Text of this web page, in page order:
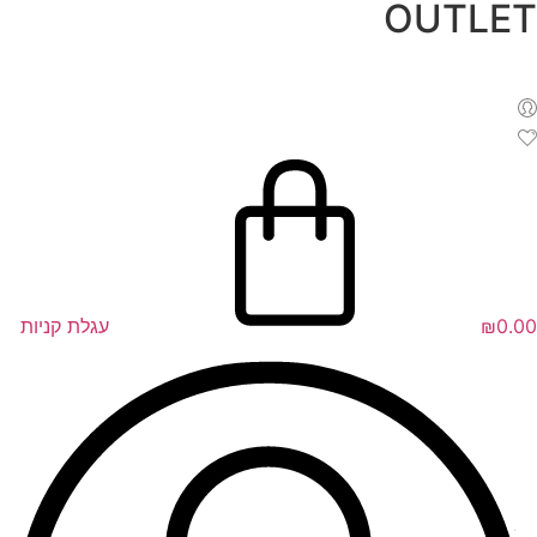
דלג
OUTLET
₪0.00 עגלת קניות